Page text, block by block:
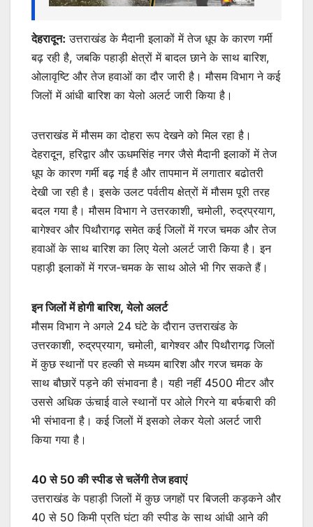
देहरादून: उत्तराखंड के मैदानी इलाकों में तेज धूप के कारण गर्मी
बढ़ रही है, जबकि पहाड़ी क्षेत्रों में बादल छाने के साथ बारिश,
ओलावृष्टि और तेज हवाओं का दौर जारी है। मौसम विभाग ने कई
जिलों में आंधी बारिश का येलो अलर्ट जारी किया है।
उत्तराखंड में मौसम का दोहरा रूप देखने को मिल रहा है।
देहरादून, हरिद्वार और ऊधमसिंह नगर जैसे मैदानी इलाकों में तेज
धूप के कारण गर्मी बढ़ गई है और तापमान में लगातार बढोतरी
देखी जा रही है। इसके उलट पर्वतीय क्षेत्रों में मौसम पूरी तरह
बदल गया है। मौसम विभाग ने उत्तरकाशी, चमोली, रुद्रप्रयाग,
बागेश्वर और पिथौरागढ़ समेत कई जिलों में गरज चमक और तेज
हवाओं के साथ बारिश का लिए येलो अलर्ट जारी किया है। इन
पहाड़ी इलाकों में गरज-चमक के साथ ओले भी गिर सकते हैं।
इन जिलों में होगी बारिश, येलो अलर्ट
मौसम विभाग ने अगले 24 घंटे के दौरान उत्तराखंड के
उत्तरकाशी, रुद्रप्रयाग, चमोली, बागेश्वर और पिथौरागढ़ जिलों
में कुछ स्थानों पर हल्की से मध्यम बारिश और गरज चमक के
साथ बौछारें पड़ने की संभावना है। यही नहीं 4500 मीटर और
उससे अधिक ऊंचाई वाले स्थानों पर ओले गिरने या बर्फबारी की
भी संभावना है। कई जिलों में इसको लेकर येलो अलर्ट जारी
किया गया है।
40 से 50 की स्पीड से चलेंगी तेज हवाएं
उत्तराखंड के पहाड़ी जिलों में कुछ जगहों पर बिजली कड़कने और
40 से 50 किमी प्रति घंटा की स्पीड के साथ आंधी आने की